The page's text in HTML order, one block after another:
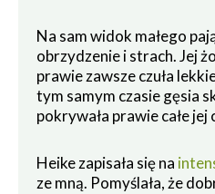
Na sam widok małego
obrzydzenie i strach. Jej
prawie zawsze czuła
tym samym czasie gęsia
pokrywała prawie całe jej
Heike zapisała się na
ze mną. Pomyślała, że